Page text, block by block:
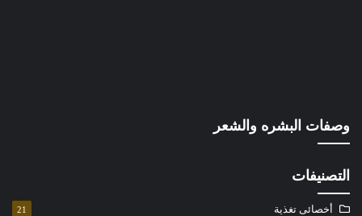
وصفات البشره والشعر
التصنيفات
أخصائى تغذية 21